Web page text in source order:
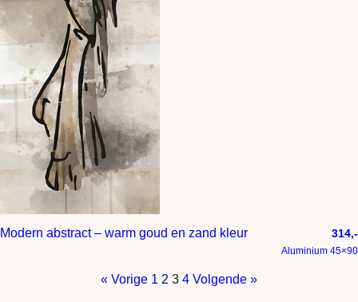
Modern abstract – warm goud en zand kleur 314,-
Aluminium 45×90
« Vorige 1 2 3 4 Volgende »